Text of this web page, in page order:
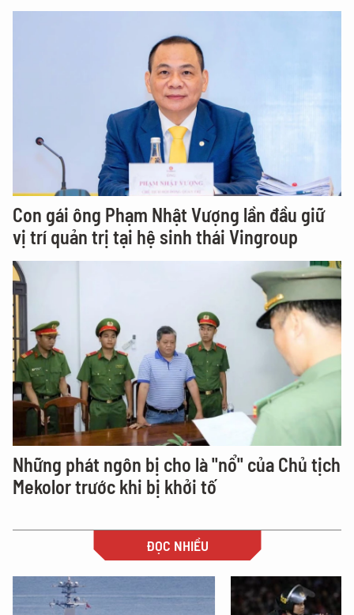
Con gái ông Phạm Nhật Vượng lần đầu giữ
vị trí quản trị tại hệ sinh thái Vingroup
Những phát ngôn bị cho là "nổ" của Chủ tịch
Mekolor trước khi bị khởi tố
ĐỌC NHIỀU